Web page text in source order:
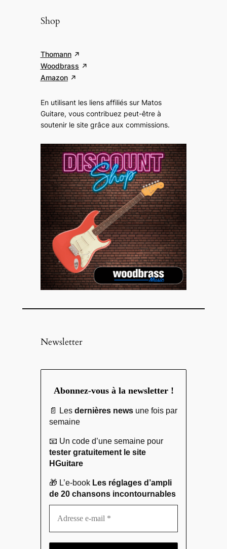
Shop
Thomann
Woodbrass
Amazon
En utilisant les liens affiliés sur Matos
Guitare, vous contribuez peut-être à
soutenir le site grâce aux commissions.
Newsletter
Abonnez-vous à la newsletter !
📄 Les dernières newsune fois par
semaine
📧 Un code d’une semaine pour
tester gratuitement le site
HGuitare
🎁 L’e-book Les réglages d’ampli
de 20 chansons incontournables